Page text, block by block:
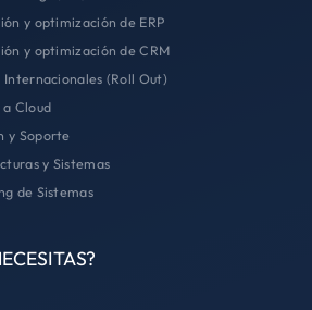
y optimización de ERP
y optimización de CRM
Internacionales (Roll Out)
Cloud
y Soporte
y Sistemas
de Sistemas